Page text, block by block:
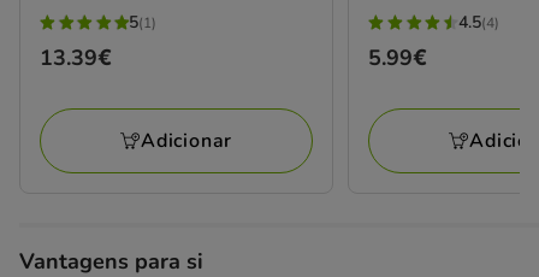
5
estrelas
1
avaliações
5(1)
Preço
13.39€
Adicionar
4.5
estrelas
4
avaliações
4.5(4)
Preço
5.99€
Vantagens para si